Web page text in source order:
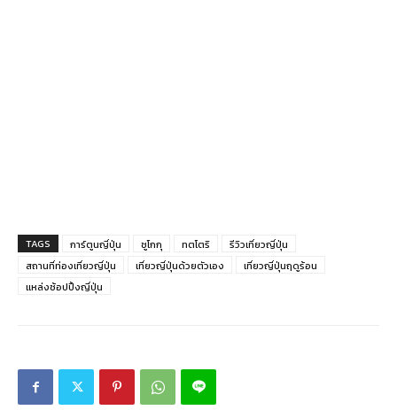
TAGS การ์ตูนญี่ปุ่น ชูโกกุ ทตโตริ
รีวิวเที่ยวญี่ปุ่น
สถานที่ท่องเที่ยวญี่ปุ่น
เที่ยวญี่ปุ่นด้วยตัวเอง
เที่ยวญี่ปุ่นฤดูร้อน
แหล่งช้อปปิ้งญี่ปุ่น